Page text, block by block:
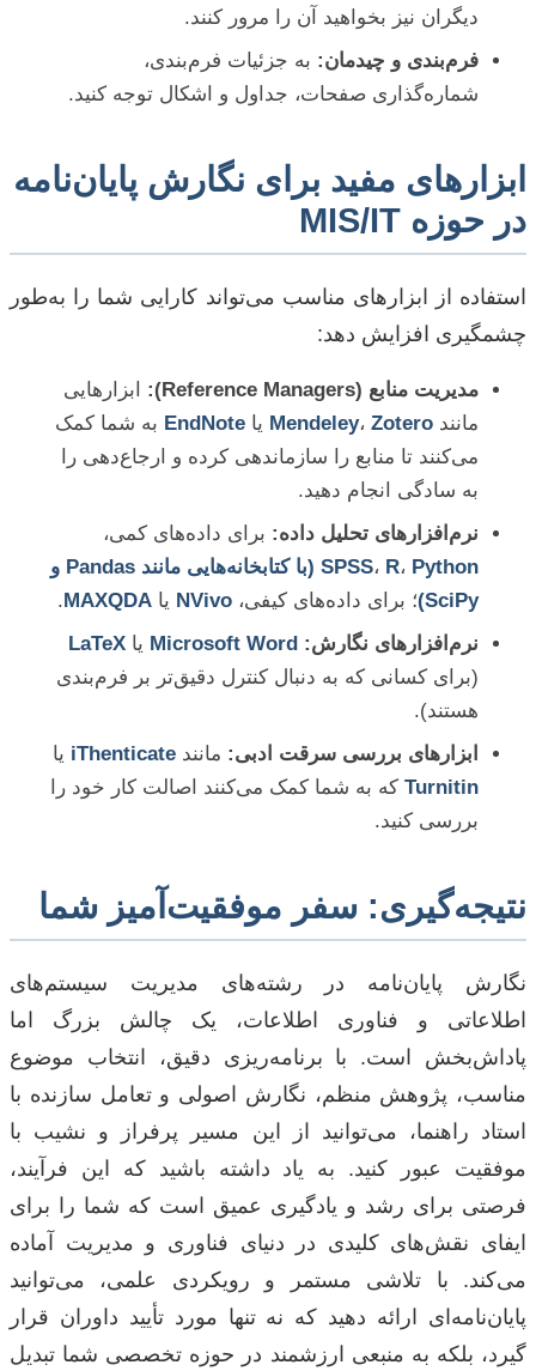
دیگران نیز بخواهید آن را مرور کنند.
فرم‌بندی و چیدمان: به جزئیات فرم‌بندی،
شماره‌گذاری صفحات، جداول و اشکال توجه کنید.
ابزارهای مفید برای نگارش پایان‌نامه
در حوزه MIS/IT
استفاده از ابزارهای مناسب می‌تواند کارایی شما را به‌طور
چشمگیری افزایش دهد:
مدیریت منابع (Reference Managers):
ابزارهایی
مانند
Mendeley، Zotero یا EndNote به شما کمک
می‌کنند تا منابع را سازماندهی کرده و ارجاع‌دهی را
به سادگی انجام دهید.
نرم‌افزارهای تحلیل داده: برای داده‌های کمی،
SPSS، R،
Python (با کتابخانه‌هایی مانند Pandas و
SciPy) ؛ برای داده‌های کیفی، NVivo یا MAXQDA
.
نرم‌افزارهای نگارش: Microsoft Word یا LaTeX
(برای کسانی که به دنبال کنترل دقیق‌تر بر فرم‌بندی
هستند).
ابزارهای بررسی سرقت ادبی: مانند iThenticate یا
Turnitin که به شما کمک می‌کنند اصالت کار خود را
بررسی کنید.
نتیجه‌گیری: سفر موفقیت‌آمیز شما
نگارش پایان‌نامه در رشته‌های مدیریت سیستم‌های
اطلاعاتی و فناوری اطلاعات، یک چالش بزرگ اما
پاداش‌بخش است. با برنامه‌ریزی دقیق، انتخاب موضوع
مناسب، پژوهش منظم، نگارش اصولی و تعامل سازنده با
استاد راهنما، می‌توانید از این مسیر پرفراز و نشیب با
موفقیت عبور کنید. به یاد داشته باشید که این فرآیند،
فرصتی برای رشد و یادگیری عمیق است که شما را برای
ایفای نقش‌های کلیدی در دنیای فناوری و مدیریت آماده
می‌کند. با تلاشی مستمر و رویکردی علمی، می‌توانید
پایان‌نامه‌ای ارائه دهید که نه تنها مورد تأیید داوران قرار
گیرد، بلکه به منبعی ارزشمند در حوزه تخصصی شما تبدیل